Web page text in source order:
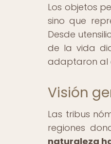
Los objetos
sino que
Desde
de la vida
adaptaron al
Visión
Las tribus
regiones
naturaleza